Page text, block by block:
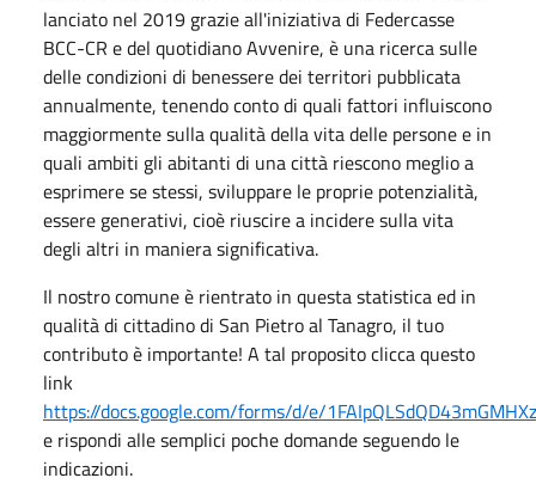
lanciato nel 2019 grazie all'iniziativa di Federcasse
BCC-CR e del quotidiano Avvenire, è una ricerca sulle
delle condizioni di benessere dei territori pubblicata
annualmente, tenendo conto di quali fattori influiscono
maggiormente sulla qualità della vita delle persone e in
quali ambiti gli abitanti di una città riescono meglio a
esprimere se stessi, sviluppare le proprie potenzialità,
essere generativi, cioè riuscire a incidere sulla vita
degli altri in maniera significativa.
Il nostro comune è rientrato in questa statistica ed in
qualità di cittadino di San Pietro al Tanagro, il tuo
contributo è importante! A tal proposito clicca questo
link
https://docs.google.com/forms/d/e/
e rispondi alle semplici poche domande seguendo le
indicazioni.